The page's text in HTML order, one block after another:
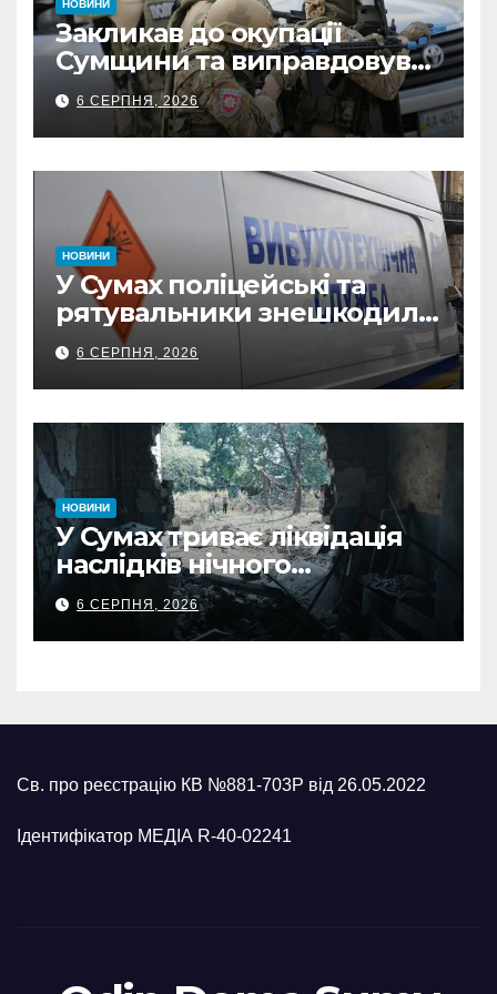
НОВИНИ
Закликав до окупації
Сумщини та виправдовував
обстріли: СБУ викрила
прокремлівського агітатора
з Охтирки
6 СЕРПНЯ, 2026
НОВИНИ
У Сумах поліцейські та
рятувальники знешкодили
500-кілограмову авіабомбу
росіян
6 СЕРПНЯ, 2026
НОВИНИ
У Сумах триває ліквідація
наслідків нічного
масованого удару КАБами
6 СЕРПНЯ, 2026
Св. про реєстрацію КВ №881-703Р від 26.05.2022
Ідентифікатор МЕДІА R-40-02241